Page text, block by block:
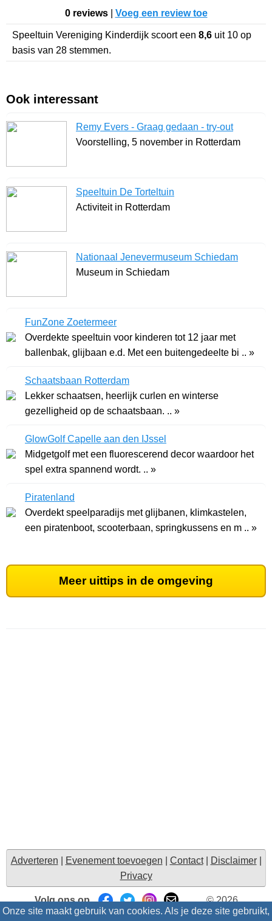
Onze site maakt gebruik van cookies. Als je deze site gebruikt,
0 reviews| Voeg een review toe
Speeltuin Vereniging Kinderdijk scoort een 8,6 uit 10 op
basis van 28 stemmen.
Ook interessant
Remy Evers - Graag gedaan - try-out
Voorstelling, 5 november in Rotterdam
Speeltuin De Torteltuin
Activiteit in Rotterdam
Nationaal Jenevermuseum Schiedam
Museum in Schiedam
FunZone Zoetermeer
Overdekte speeltuin voor kinderen tot 12 jaar met
ballenbak, glijbaan e.d. Met een buitengedeelte bi .. »
Schaatsbaan Rotterdam
Lekker schaatsen, heerlijk curlen en winterse
gezelligheid op de schaatsbaan. .. »
GlowGolf Capelle aan den IJssel
Midgetgolf met een fluorescerend decor waardoor het
spel extra spannend wordt. .. »
Piratenland
Overdekt speelparadijs met glijbanen, klimkastelen,
een piratenboot, scooterbaan, springkussens en m .. »
Meer uittips in de omgeving
Adverteren Evenement toevoegen Contact| Disclaimer|
Privacy
Volg ons op
© 2026
Uitzinnig.nl/intris- Alle rechten voorbehouden | Suggesties